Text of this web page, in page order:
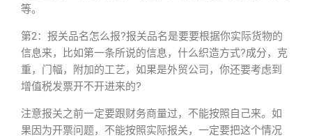
等。
第2：报关品名怎么报?报关品名是要要根据你实际货物的
信息来，比如第一条所说的信息，什么织造方式?成分，克
重，门幅，附加的工艺，如果是外贸公司，你还要考虑到
增值税发票开不开进来的?
注意报关之前一定要跟财务商量过，不能按照自己来。如
果因为开票问题，不能按照实际报关，一定要把这个情况